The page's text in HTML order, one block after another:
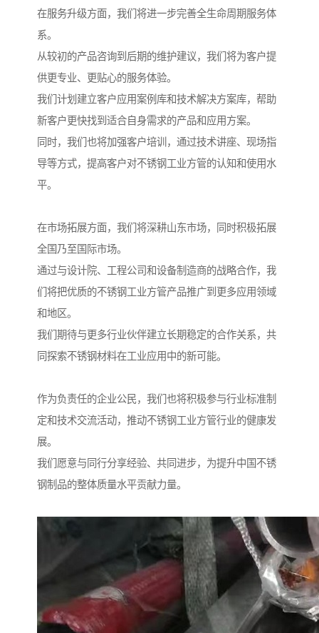
在服务升级方面，我们将进一步完善全生命周期服务体
系。
从较初的产品咨询到后期的维护建议，我们将为客户提
供更专业、更贴心的服务体验。
我们计划建立客户应用案例库和技术解决方案库，帮助
新客户更快找到适合自身需求的产品和应用方案。
同时，我们也将加强客户培训，通过技术讲座、现场指
导等方式，提高客户对不锈钢工业方管的认知和使用水
平。
在市场拓展方面，我们将深耕山东市场，同时积极拓展
全国乃至国际市场。
通过与设计院、工程公司和设备制造商的战略合作，我
们将把优质的不锈钢工业方管产品推广到更多应用领域
和地区。
我们期待与更多行业伙伴建立长期稳定的合作关系，共
同探索不锈钢材料在工业应用中的新可能。
作为负责任的企业公民，我们也将积极参与行业标准制
定和技术交流活动，推动不锈钢工业方管行业的健康发
展。
我们愿意与同行分享经验、共同进步，为提升中国不锈
钢制品的整体质量水平贡献力量。